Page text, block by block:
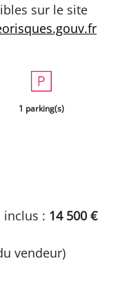
sur le site
1 parking(s)
inclus : 14 500 €
vendeur)